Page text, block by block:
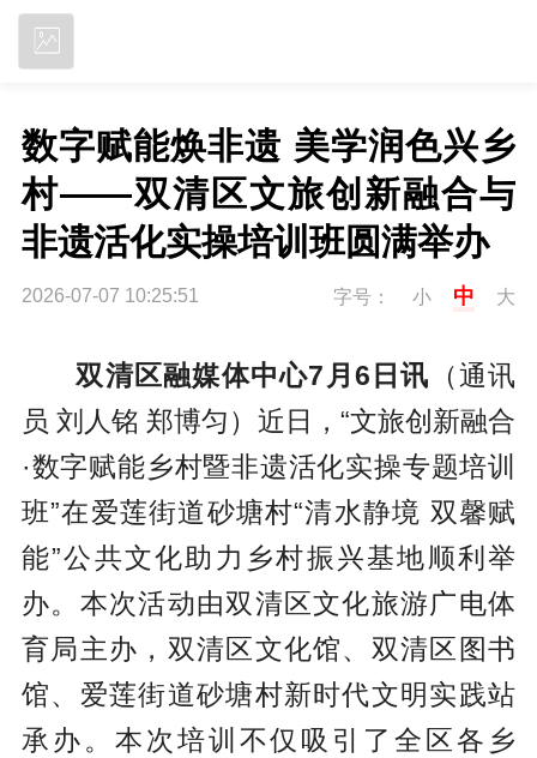
数字赋能焕非遗 美学润色兴乡
村——双清区文旅创新融合与
非遗活化实操培训班圆满举办
2026-07-07 10:25:51 字号： 小 中 大
双清区融媒体中心7月6日讯 （通讯
员 刘人铭 郑博匀）近日，“文旅创新融合
·数字赋能乡村暨非遗活化实操专题培训
班”在爱莲街道砂塘村“清水静境 双馨赋
能”公共文化助力乡村振兴基地顺利举
办。本次活动由双清区文化旅游广电体
育局主办，双清区文化馆、双清区图书
馆、爱莲街道砂塘村新时代文明实践站
承办。本次培训不仅吸引了全区各乡